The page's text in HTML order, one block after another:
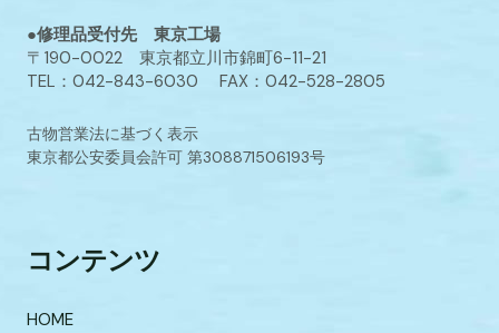
●修理品受付先 東京工場
〒190-0022 東京都立川市錦町6-11-21
TEL：042-843-6030 FAX：042-528-2805
古物営業法に基づく表示
東京都公安委員会許可 第308871506193号
コンテンツ
HOME